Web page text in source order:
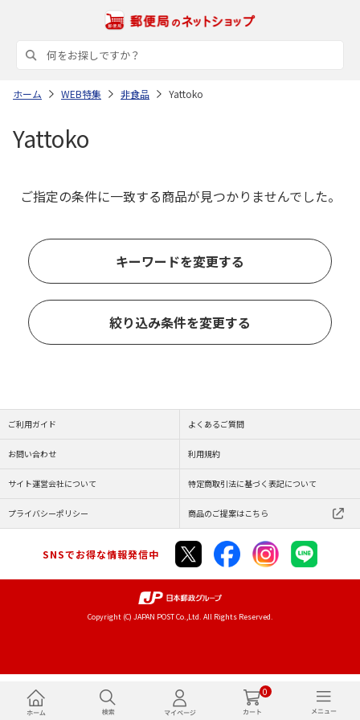
0
ホーム WEB特集 非食品 Yattoko
Yattoko
ご指定の条件に一致する商品が見つかりませんでした。
キーワードを変更する
絞り込み条件を変更する
ご利用ガイド よくあるご質問
お問い合わせ 利用規約
サイト運営会社について 特定商取引法に基づく表記について
プライバシーポリシー 商品のご提案はこちら
SNSでお得な情報発信中
Copyright (C) JAPAN POST Co.,Ltd. All Rights Reserved.